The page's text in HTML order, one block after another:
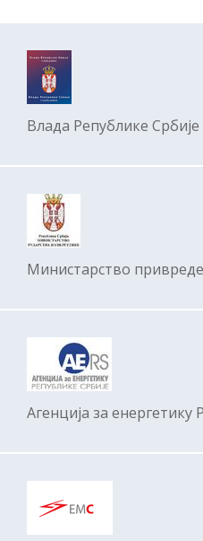
Влада Републике Србије
Министарство
Агенција за енергетику